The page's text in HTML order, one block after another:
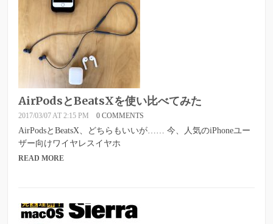
AirPodsとBeatsXを使い比べてみた
2017/03/07 AT 2:15 PM 0 COMMENTS
AirPodsとBeatsX、どちらもいいが…… 今、人気のiPhoneユー
ザー向けワイヤレスイヤホ
READ MORE